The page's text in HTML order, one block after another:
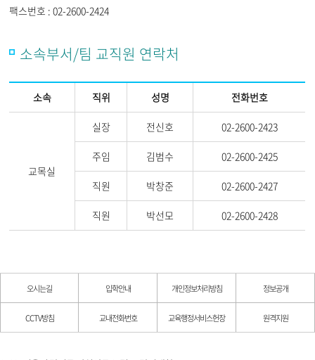
팩스번호 : 02-2600-2424
소속부서/팀 교직원 연락처
소속 직위 성명 전화번호
교목실
실장 전신호 02-2600-2423
주임 김범수 02-2600-2425
직원 박창준 02-2600-2427
직원 박선모 02-2600-2428
오시는길 입학안내 개인정보처리방침 정보공개
CCTV방침 교내전화번호 교육행정서비스헌장 원격지원